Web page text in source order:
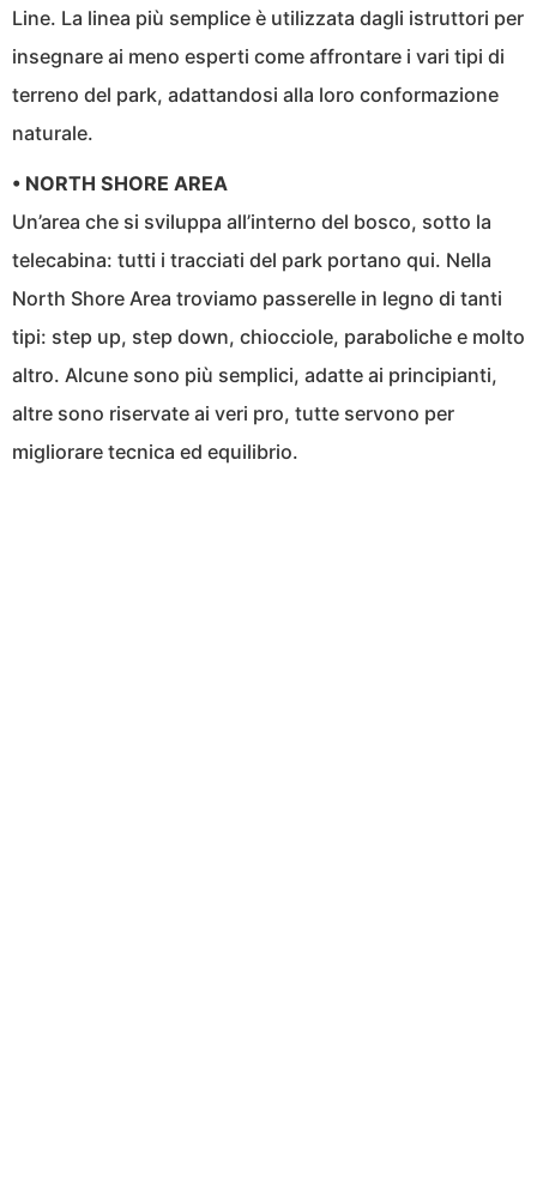
Line. La linea più semplice è utilizzata dagli istruttori per
insegnare ai meno esperti come affrontare i vari tipi di
terreno del park, adattandosi alla loro conformazione
naturale.
• NORTH SHORE AREA
Un’area che si sviluppa all’interno del bosco, sotto la
telecabina: tutti i tracciati del park portano qui. Nella
North Shore Area troviamo passerelle in legno di tanti
tipi: step up, step down, chiocciole, paraboliche e molto
altro. Alcune sono più semplici, adatte ai principianti,
altre sono riservate ai veri pro, tutte servono per
migliorare tecnica ed equilibrio.